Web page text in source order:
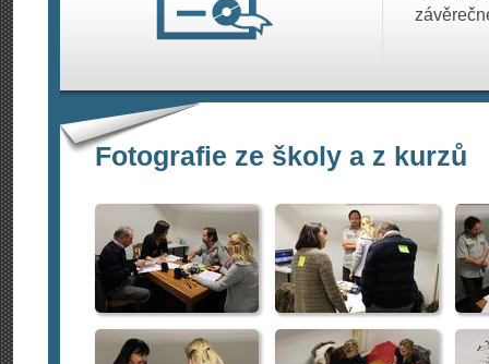
Fotografie ze školy a z kurzů